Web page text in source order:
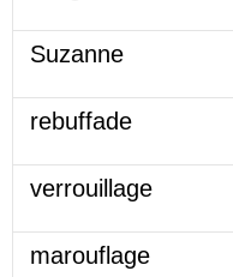
Suzanne
rebuffade
verrouillage
marouflage